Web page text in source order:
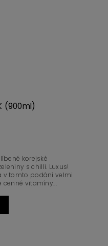
(900ml)
korejské
s chilli. Luxus!
v tomto podání velmi
cenné vitamíny...